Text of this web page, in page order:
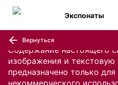
Содержание настоящего
изображения и
предназначено только
некоммерческого
Экспонаты
Вернуться